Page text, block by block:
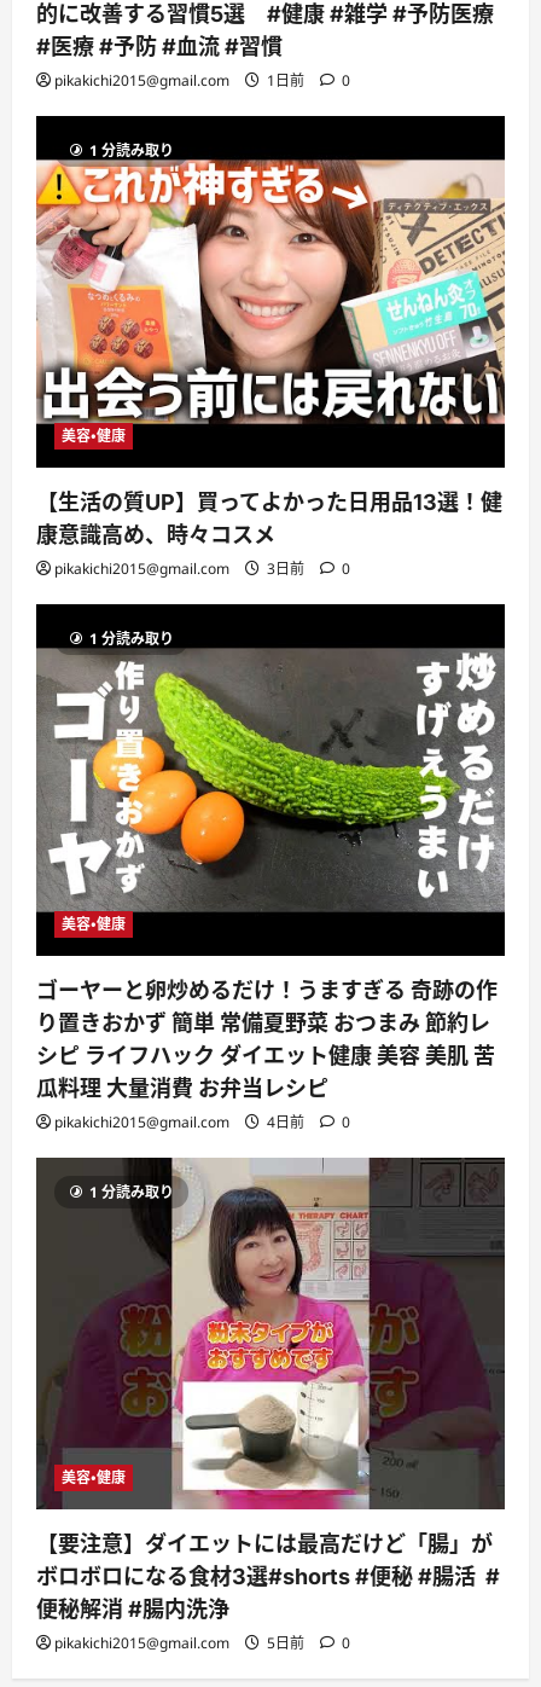
的に改善する習慣5選 #健康 #雑学 #予防医療
#医療 #予防 #血流 #習慣
pikakichi2015@gmail.com 1日前 0
1 分読み取り
美容・健康
【生活の質UP】買ってよかった日用品13選！健
康意識高め、時々コスメ
pikakichi2015@gmail.com 3日前 0
1 分読み取り
美容・健康
ゴーヤーと卵炒めるだけ！うますぎる 奇跡の作
り置きおかず 簡単 常備夏野菜 おつまみ 節約レ
シピ ライフハック ダイエット健康 美容 美肌 苦
瓜料理 大量消費 お弁当レシピ
pikakichi2015@gmail.com 4日前 0
1 分読み取り
美容・健康
【要注意】ダイエットには最高だけど「腸」が
ボロボロになる食材3選#shorts #便秘 #腸活 #
便秘解消 #腸内洗浄
pikakichi2015@gmail.com 5日前 0